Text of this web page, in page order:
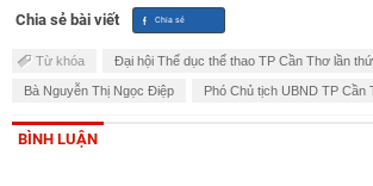
Chia sẻ bài viết
Từ khóa Đại hội Thể dục thể thao TP Cần Thơ lần
Bà Nguyễn Thị Ngọc Điệp Phó Chủ tịch UBND TP Cần
BÌNH LUẬN